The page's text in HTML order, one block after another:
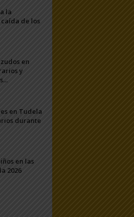
la
de los
en
y
en Tudela
durante
en las
2026